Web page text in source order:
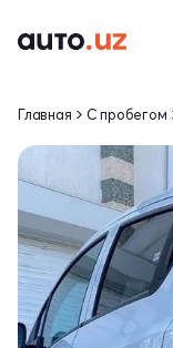
Главная С пробегом